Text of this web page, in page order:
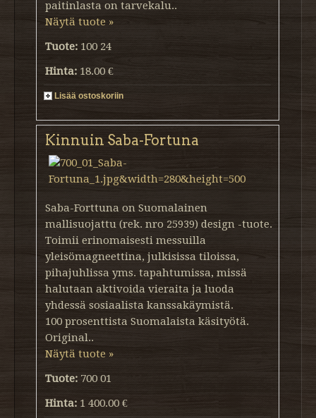
paitinlasta on tarvekalu..
Näytä tuote »
Tuote: 100 24
Hinta: 18.00 €
Lisää ostoskoriin
Kinnuin Saba-Fortuna
Saba-Forttuna on Suomalainen
mallisuojattu (rek. nro 25939) design -tuote.
Toimii erinomaisesti messuilla
yleisömagneettina, julkisissa tiloissa,
pihajuhlissa yms. tapahtumissa, missä
halutaan aktivoida vieraita ja luoda
yhdessä sosiaalista kanssakäymistä.
100 prosenttista Suomalaista käsityötä.
Original..
Näytä tuote »
Tuote: 700 01
Hinta: 1 400.00 €